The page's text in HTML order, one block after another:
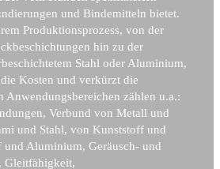
und Bindemitteln bietet.
Produktionsprozess, von der
hin zu der
Stahl oder Aluminium,
Kosten und verkürzt die
Anwendungsbereichen zählen u.a.:
Verbund von Metall und
und Stahl, von Kunststoff und
und Aluminium, Geräusch- und
Gleitfähigkeit,